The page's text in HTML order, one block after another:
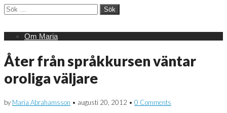
Sök
efter:
Main
Skip
content
Om Maria
Åter från språkkursen väntar
oroliga väljare
by Maria Abrahamsson • augusti 20, 2012 • 0 Comments